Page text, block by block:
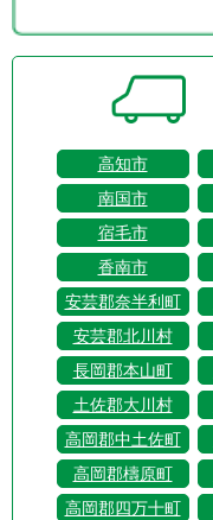
高知市
南国市
宿毛市
香南市
安芸郡奈半利町
安芸郡北川村
長岡郡本山町
土佐郡大川村
高岡郡中土佐町
高岡郡檮原町
高岡郡四万十町